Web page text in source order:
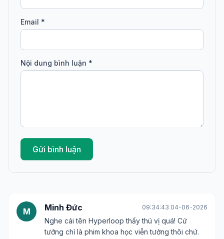
Email *
Nội dung bình luận *
Gửi bình luận
M Minh Đức 09:34:43 04-06-2026
Nghe cái tên Hyperloop thấy thú vị quá! Cứ
tưởng chỉ là phim khoa học viễn tưởng thôi chứ.